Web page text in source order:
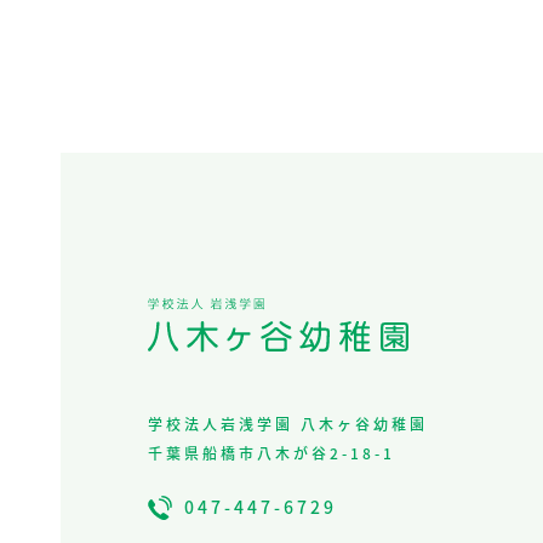
学校法人岩浅学園 八木ヶ谷幼稚園
千葉県船橋市八木が谷2-18-1
047-447-6729